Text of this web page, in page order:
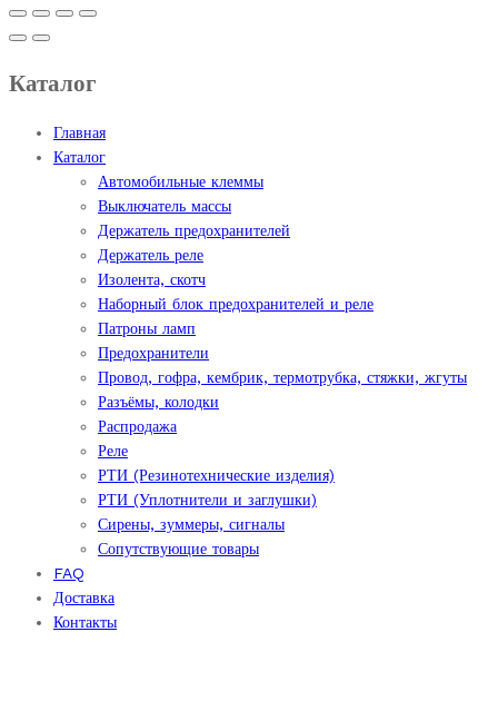
Каталог
Главная
Каталог
Автомобильные клеммы
Выключатель массы
Держатель предохранителей
Держатель реле
Изолента, скотч
Наборный блок предохранителей и реле
Патроны ламп
Предохранители
Провод, гофра, кембрик, термотрубка, стяжки, жгуты
Разъёмы, колодки
Распродажа
Реле
РТИ (Резинотехнические изделия)
РТИ (Уплотнители и заглушки)
Сирены, зуммеры, сигналы
Сопутствующие товары
FAQ
Доставка
Контакты